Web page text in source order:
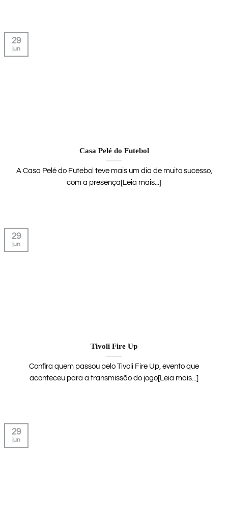
Casa Pelé do Futebol
A Casa Pelé do Futebol teve mais um dia de muito sucesso,
com a presença[Leia mais...]
29
jun
Tivoli Fire Up
Confira quem passou pelo Tivoli Fire Up, evento que
aconteceu para a transmissão do jogo[Leia mais...]
29
jun
29
jun